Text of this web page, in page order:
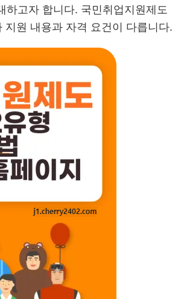
고자 합니다. 국민취업지원제도
원 내용과 자격 요건이 다릅니다.